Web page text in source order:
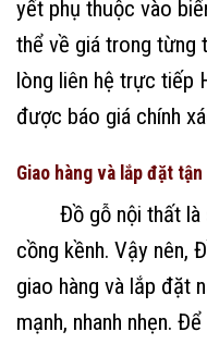
yết phụ thuộc vào
thể về giá trong từng
lòng liên hệ trực tiếp
được báo giá chính
Giao hàng và lắp đặt
Đồ gỗ nội thất là
cồng kềnh. Vậy nên,
giao hàng và lắp đặt
mạnh, nhanh nhẹn.